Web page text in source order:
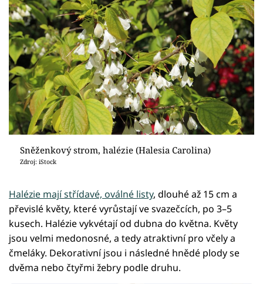
Sněženkový strom, halézie (Halesia Carolina)
Zdroj: iStock
Halézie mají střídavé, oválné listy, dlouhé až 15 cm a
převislé květy, které vyrůstají ve svazečcích, po 3–5
kusech. Halézie vykvétají od dubna do května. Květy
jsou velmi medonosné, a tedy atraktivní pro včely a
čmeláky. Dekorativní jsou i následné hnědé plody se
dvěma nebo čtyřmi žebry podle druhu.